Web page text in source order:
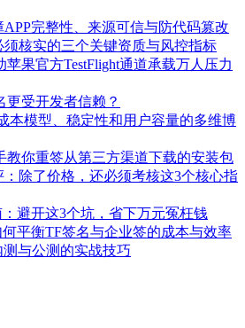
完整性、来源可信与防代码篡改
核实的三个关键资质与风控指标
果官方TestFlight通道承载万人压力
更受开发者信赖？
本模型、稳定性和用户容量的多维博
教你重签从第三方渠道下载的安装包
除了价格，还必须考核这3个核心指
避开这3个坑，省下万元冤枉钱
平衡TF签名与企业签的成本与效率
测与公测的实战技巧